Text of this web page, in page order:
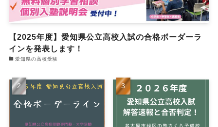
【2025年度】愛知県公立高校入試の合格ボーダーラ
インを発表します！
愛知県の高校受験